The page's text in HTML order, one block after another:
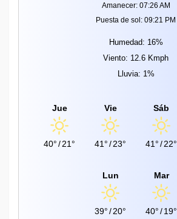
Amanecer: 07:26 AM
Puesta de sol: 09:21 PM
Humedad: 16%
Viento: 12.6 Kmph
Lluvia: 1%
Jue
40°/21°
Vie
41°/23°
Sáb
41°/22°
Lun
39°/20°
Mar
40°/19°